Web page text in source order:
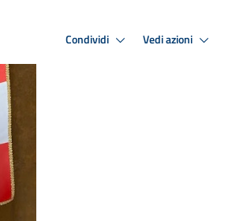
Condividi Vedi azioni